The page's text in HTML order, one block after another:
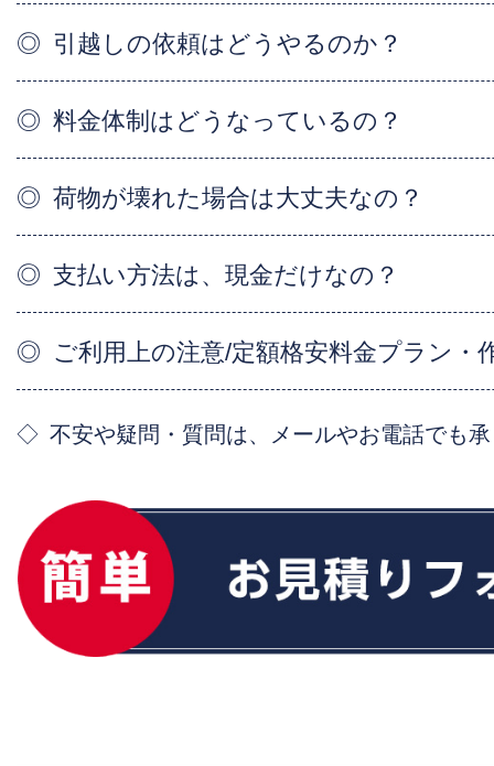
引越しの依頼はどうやるのか？
料金体制はどうなっているの？
荷物が壊れた場合は大丈夫なの？
支払い方法は、現金だけなの？
ご利用上の注意/定額格安料金プラン・
不安や疑問・質問は、メールやお電話でも